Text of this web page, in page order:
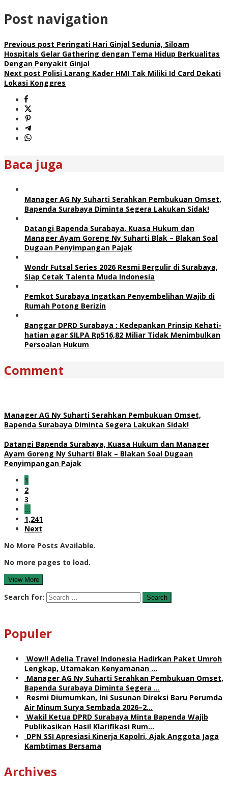
Post navigation
Previous post Peringati Hari Ginjal Sedunia, Siloam
Hospitals Gelar Gathering dengan Tema Hidup Berkualitas
Dengan Penyakit Ginjal
Next post Polisi Larang Kader HMI Tak Miliki Id Card Dekati
Lokasi Konggres
Baca juga
Manager AG Ny Suharti Serahkan Pembukuan Omset,
Bapenda Surabaya Diminta Segera Lakukan Sidak!
Datangi Bapenda Surabaya, Kuasa Hukum dan
Manager Ayam Goreng Ny Suharti Blak – Blakan Soal
Dugaan Penyimpangan Pajak
Wondr Futsal Series 2026 Resmi Bergulir di Surabaya,
Siap Cetak Talenta Muda Indonesia
Pemkot Surabaya Ingatkan Penyembelihan Wajib di
Rumah Potong Berizin
Banggar DPRD Surabaya : Kedepankan Prinsip Kehati-
hatian agar SILPA Rp516,82 Miliar Tidak Menimbulkan
Persoalan Hukum
Comment
Manager AG Ny Suharti Serahkan Pembukuan Omset,
Bapenda Surabaya Diminta Segera Lakukan Sidak!
Datangi Bapenda Surabaya, Kuasa Hukum dan Manager
Ayam Goreng Ny Suharti Blak – Blakan Soal Dugaan
Penyimpangan Pajak
1
2
3
…
1,241
Next
No More Posts Available.
No more pages to load.
View More
Search for:
Populer
Wow!! Adelia Travel Indonesia Hadirkan Paket Umroh
Lengkap, Utamakan Kenyamanan …
Manager AG Ny Suharti Serahkan Pembukuan Omset,
Bapenda Surabaya Diminta Segera …
Resmi Diumumkan, Ini Susunan Direksi Baru Perumda
Air Minum Surya Sembada 2026–2…
Wakil Ketua DPRD Surabaya Minta Bapenda Wajib
Publikasikan Hasil Klarifikasi Rum…
DPN SSI Apresiasi Kinerja Kapolri, Ajak Anggota Jaga
Kambtimas Bersama
Archives